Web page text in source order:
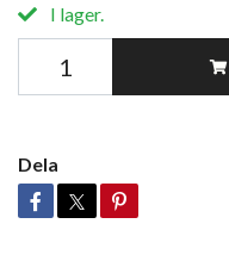
I lager.
Dela